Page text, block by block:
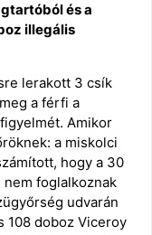
és a
illegális
lerakott 3 csík
a férfi a
Amikor
a miskolci
hogy a 30
foglalkoznak
udvarán
108 doboz Viceroy